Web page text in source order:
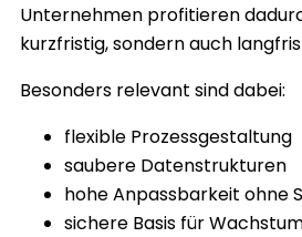
Unternehmen profitieren
kurzfristig, sondern auch
Besonders relevant sind dabei:
flexible Prozessgestaltung
saubere Datenstrukturen
hohe Anpassbarkeit ohne
sichere Basis für